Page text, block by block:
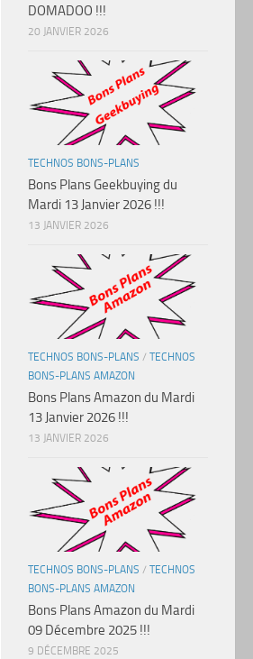
DOMADOO !!!
20 JANVIER 2026
TECHNOS BONS-PLANS
Bons Plans Geekbuying du
Mardi 13 Janvier 2026 !!!
13 JANVIER 2026
TECHNOS BONS-PLANS / TECHNOS
BONS-PLANS AMAZON
Bons Plans Amazon du Mardi
13 Janvier 2026 !!!
13 JANVIER 2026
TECHNOS BONS-PLANS / TECHNOS
BONS-PLANS AMAZON
Bons Plans Amazon du Mardi
09 Décembre 2025 !!!
9 DÉCEMBRE 2025